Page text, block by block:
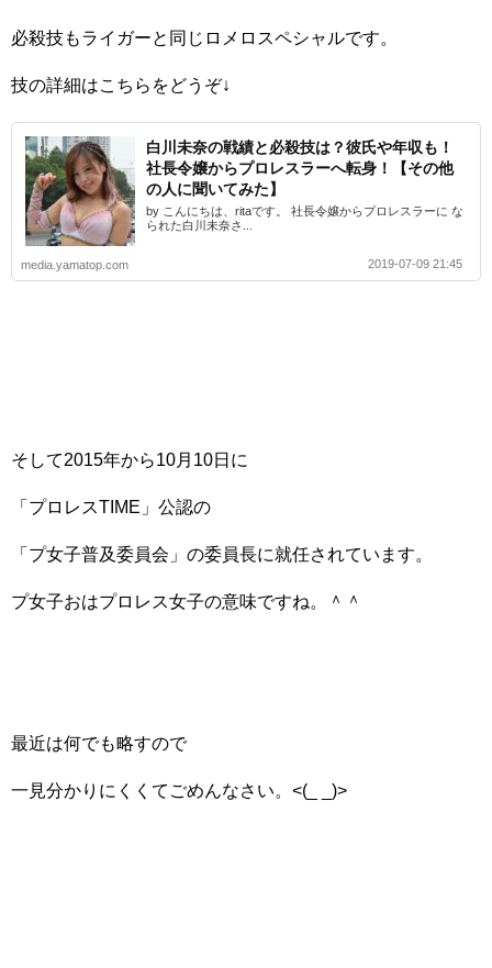
必殺技もライガーと同じロメロスペシャルです。
技の詳細はこちらをどうぞ↓
白川未奈の戦績と必殺技は？彼氏や年収も！
社長令嬢からプロレスラーへ転身！【その他
の人に聞いてみた】
by こんにちは、ritaです。 社長令嬢からプロレスラーに な
られた白川未奈さ...
media.yamatop.com 2019-07-09 21:45
そして2015年から10月10日に
「プロレスTIME」公認の
「プ女子普及委員会」の委員長に就任されています。
プ女子おはプロレス女子の意味ですね。＾＾
最近は何でも略すので
一見分かりにくくてごめんなさい。<(_ _)>